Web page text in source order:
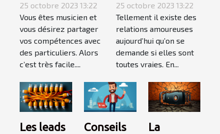
Auto-
Entrepreneur :
l’essentiel de ce
qu’il faut
retenir ?
25 octobre 2023 13:22
Vous êtes musicien et
vous désirez partager
vos compétences avec
des particuliers. Alors
c’est très facile....
femme de votre
vie ?
25 octobre 2023 13:22
Tellement il existe des
relations amoureuses
aujourd’hui qu’on se
demande si elles sont
toutes vraies. En...
Les leads
Conseils
La